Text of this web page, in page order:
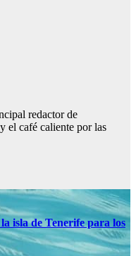
redactor de
el café caliente por las
isla de Tenerife para los